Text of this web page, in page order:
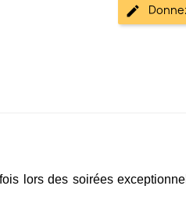
lors des soirées